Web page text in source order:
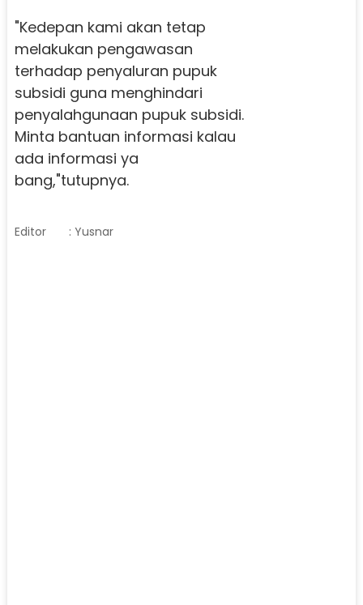
"Kedepan kami akan tetap
melakukan pengawasan
terhadap penyaluran pupuk
subsidi guna menghindari
penyalahgunaan pupuk subsidi.
Minta bantuan informasi kalau
ada informasi ya
bang,"tutupnya.
Editor : Yusnar